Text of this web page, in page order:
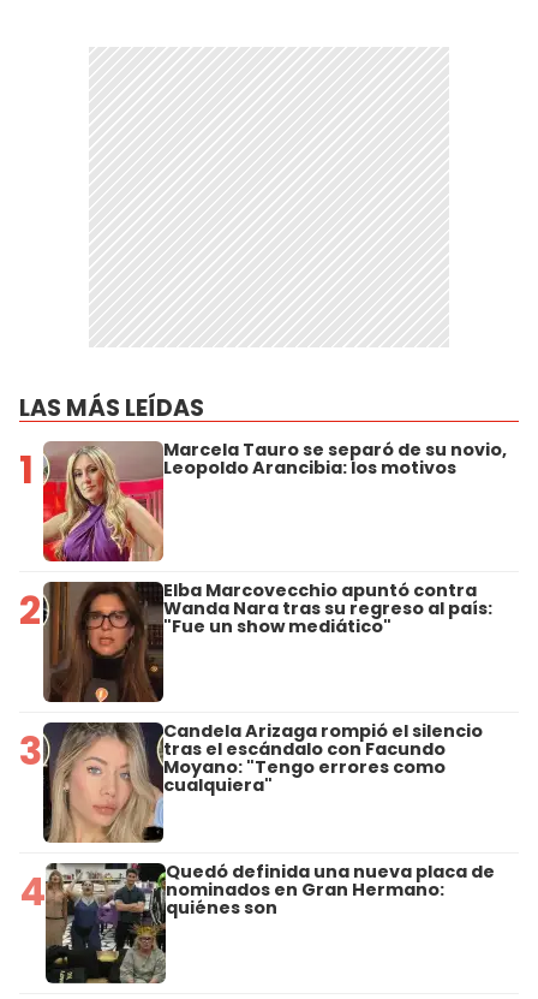
LAS MÁS LEÍDAS
1 Marcela Tauro se separó de su novio,
Leopoldo Arancibia: los motivos
2 Elba Marcovecchio apuntó contra
Wanda Nara tras su regreso al país:
"Fue un show mediático"
3 Candela Arizaga rompió el silencio
tras el escándalo con Facundo
Moyano: "Tengo errores como
cualquiera"
4 Quedó definida una nueva placa de
nominados en Gran Hermano:
quiénes son